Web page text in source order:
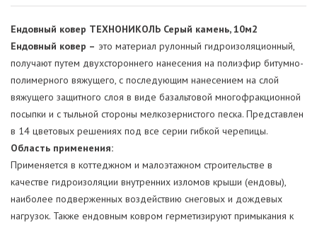
Ендовный ковер ТЕХНОНИКОЛЬ Серый камень, 10м2
Ендовный ковер – это материал рулонный гидроизоляционный,
получают путем двухстороннего нанесения на полиэфир битумно-
полимерного вяжущего, с последующим нанесением на слой
вяжущего защитного слоя в виде базальтовой многофракционной
посыпки и с тыльной стороны мелкозернистого песка. Представлен
в 14 цветовых решениях под все серии гибкой черепицы.
Область применения:
Применяется в коттеджном и малоэтажном строительстве в
качестве гидроизоляции внутренних изломов крыши (ендовы),
наиболее подверженных воздействию снеговых и дождевых
нагрузок. Также ендовным ковром герметизируют примыкания к